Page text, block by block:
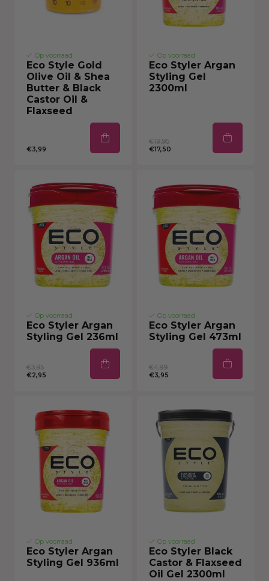
Op voorraad
Eco Style Gold
Olive Oil & Shea
Butter & Black
Castor Oil &
Flaxseed
€3,99
Op voorraad
Eco Styler Argan
Styling Gel
2300ml
€19,95
€17,50
Op voorraad
Eco Styler Argan
Styling Gel 236ml
€3,95
€2,95
Op voorraad
Eco Styler Argan
Styling Gel 473ml
€4,99
€3,95
Op voorraad
Eco Styler Argan
Styling Gel 936ml
Op voorraad
Eco Styler Black
Castor & Flaxseed
Oil Gel 2300ml